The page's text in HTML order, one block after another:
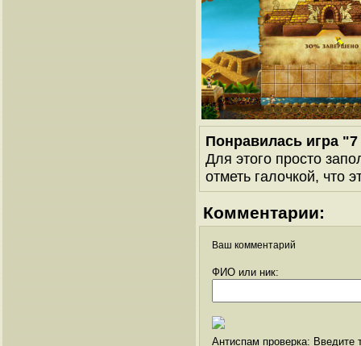
Понравилась игра
Для этого просто
отметь галочкой, что
Комментарии:
Ваш комментарий
ФИО или ник:
Антиспам проверка: Введите